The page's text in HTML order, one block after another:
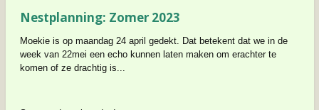
Nestplanning: Zomer 2023
Moekie is op maandag 24 april gedekt. Dat betekent dat we in de
week van 22mei een echo kunnen laten maken om erachter te
komen of ze drachtig is...